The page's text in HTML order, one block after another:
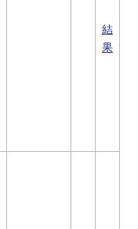
結
果